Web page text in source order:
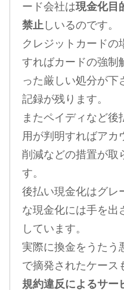
ード会社は現金化目
禁止しいるのです。
クレジットカードの
すればカードの強制
った厳しい処分が下
記録が残ります​。
またペイディなど後
用が判明すればアカ
削減などの措置が取
す。
後払い現金化はグレ
な現金化には手を出
しています​。
実際に換金をうたう
で摘発されたケース
規約違反によるサー